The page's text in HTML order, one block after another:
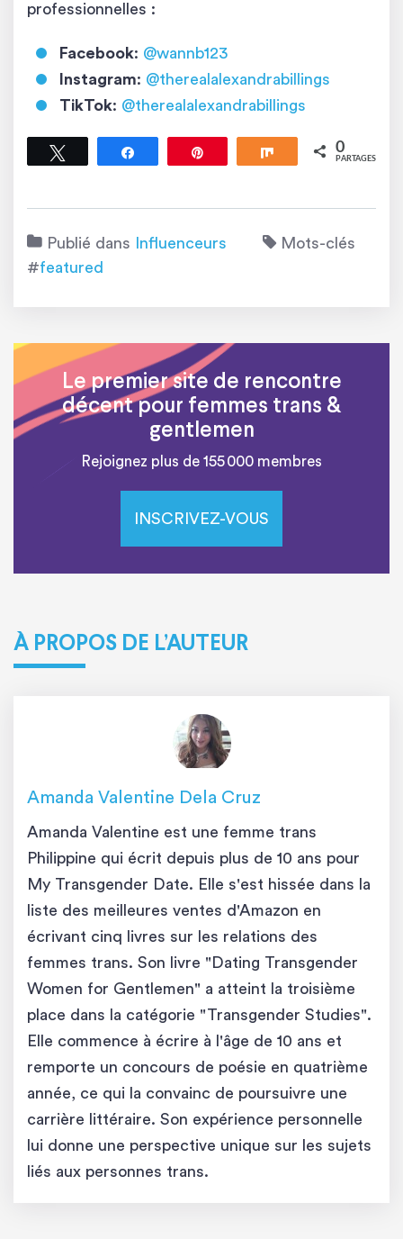
professionnelles :
Facebook: @wannb123
Instagram: @therealalexandrabillings
TikTok: @therealalexandrabillings
Partagez Partagez 0
PARTAGES
Publié dans Influenceurs
Mots-clés
#featured
Le premier site de rencontre
décent pour femmes trans &
gentlemen
Rejoignez plus de 155 000 membres
INSCRIVEZ-VOUS
À PROPOS DE L’AUTEUR
Amanda Valentine Dela Cruz
Amanda Valentine est une femme trans
Philippine qui écrit depuis plus de 10 ans pour
My Transgender Date. Elle s'est hissée dans la
liste des meilleures ventes d'Amazon en
écrivant cinq livres sur les relations des
femmes trans. Son livre "Dating Transgender
Women for Gentlemen" a atteint la troisième
place dans la catégorie "Transgender Studies".
Elle commence à écrire à l'âge de 10 ans et
remporte un concours de poésie en quatrième
année, ce qui la convainc de poursuivre une
carrière littéraire. Son expérience personnelle
lui donne une perspective unique sur les sujets
liés aux personnes trans.